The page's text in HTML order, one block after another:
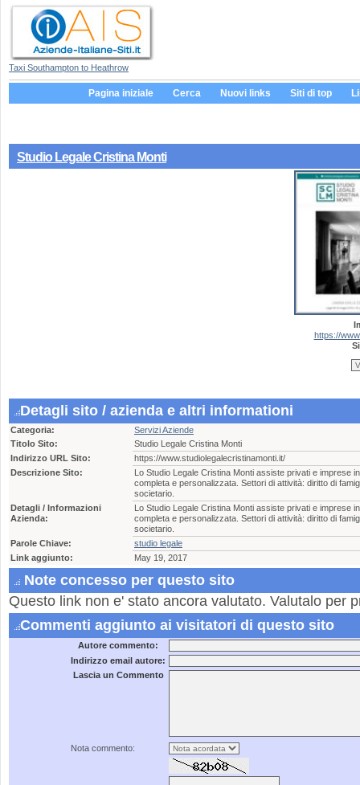
Taxi Southampton to Heathrow
Pagina iniziale Cerca Nuovi links Siti di top
Studio Legale Cristina Monti
https://
Detagli sito / azienda e altri informationi
Categoria:
Servizi Aziende
Titolo Sito:
Studio Legale Cristina Monti
Indirizzo URL Sito:
https://www.studiolegalecristinamonti.it/
Descrizione Sito:
Lo Studio Legale Cristina Monti assiste privati e imprese
completa e personalizzata. Settori di attività: diritto di
societario.
Detagli / Informazioni
Azienda:
Lo Studio Legale Cristina Monti assiste privati e imprese
completa e personalizzata. Settori di attività: diritto di
societario.
Parole Chiave:
studio legale
Link aggiunto:
May 19, 2017
Note concesso per questo sito
Questo link non e' stato ancora valutato. Valutalo per
Commenti aggiunto ai visitatori di questo sito
Autore commento:
Indirizzo email autore:
Lascia un Commento
Nota commento: